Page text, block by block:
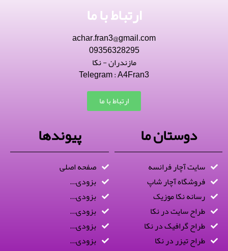
ارتباط با ما
achar.fran3@gmail.com
09356328295
مازندران - نکا
Telegram : A4Fran3
ارتباط با ما
دوستان ما
سایت آچار فرانسه
فروشگاه آچار شاپ
رسانه نکا موزیک
طراح سایت در نکا
طراح گرافیک در نکا
طراح تیزر در نکا
پیوندها
صفحه اصلی
بزودی...
بزودی...
بزودی...
بزودی...
بزودی...